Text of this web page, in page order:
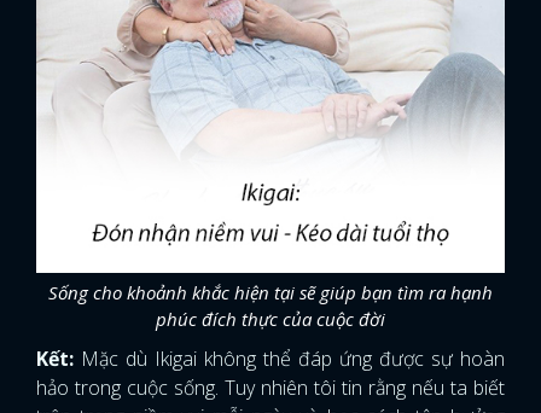
Sống cho khoảnh khắc hiện tại sẽ giúp bạn tìm ra hạnh
phúc đích thực của cuộc đời
Kết: Mặc dù Ikigai không thể đáp ứng được sự hoàn
hảo trong cuộc sống. Tuy nhiên tôi tin rằng nếu ta biết